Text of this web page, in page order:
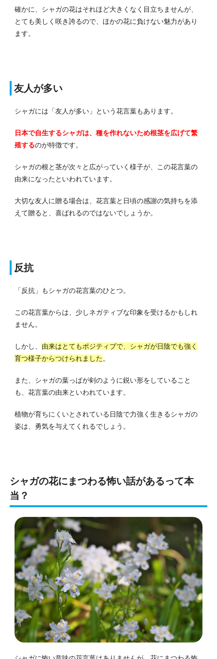
確かに、シャガの花はそれほど大きくなく目立ちませんが、
とても美しく咲き誇るので、ほかの花に負けない魅力があり
ます。
友人が多い
シャガには「友人が多い」という花言葉もあります。
日本で自生するシャガは、種を作れないため根茎を広げて繁
殖するのが特徴です。
シャガの根と茎が次々と広がっていく様子が、この花言葉の
由来になったといわれています。
大切な友人に贈る場合は、花言葉と日頃の感謝の気持ちを添
えて贈ると、喜ばれるのではないでしょうか。
反抗
「反抗」もシャガの花言葉のひとつ。
この花言葉からは、少しネガティブな印象を受けるかもしれ
ません。
しかし、 由来はとてもポジティブで、シャガが日陰でも強く
育つ様子からつけられました。
また、シャガの葉っぱが剣のように鋭い形をしていること
も、花言葉の由来といわれています。
植物が育ちにくいとされている日陰で力強く生きるシャガの
姿は、勇気を与えてくれるでしょう。
シャガの花にまつわる怖い話があるって本
当？